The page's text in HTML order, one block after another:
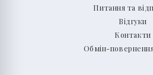
Питання та
Відгуки
Контакти
Обмін-